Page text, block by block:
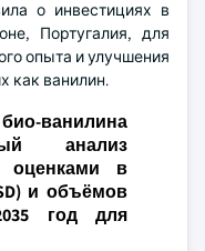
о инвестициях в
Португалия, для
опыта и улучшения
как ванилин.
ванилина
анализ
оценками в
и объёмов
год для